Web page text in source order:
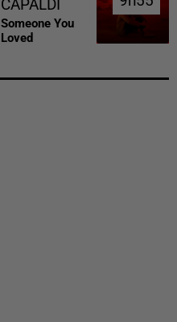
CAPALDI
Someone You
Loved